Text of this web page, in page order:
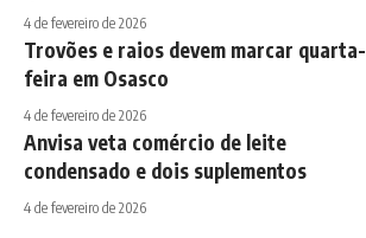
4 de fevereiro de 2026
Trovões e raios devem marcar quarta-
feira em Osasco
4 de fevereiro de 2026
Anvisa veta comércio de leite
condensado e dois suplementos
4 de fevereiro de 2026